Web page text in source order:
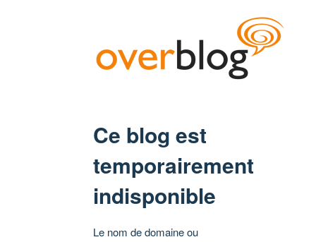
Ce blog est
temporairement
indisponible
Le nom de domaine ou